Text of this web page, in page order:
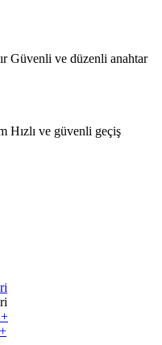
Güvenli ve düzenli anahtar
Hızlı ve güvenli geçiş